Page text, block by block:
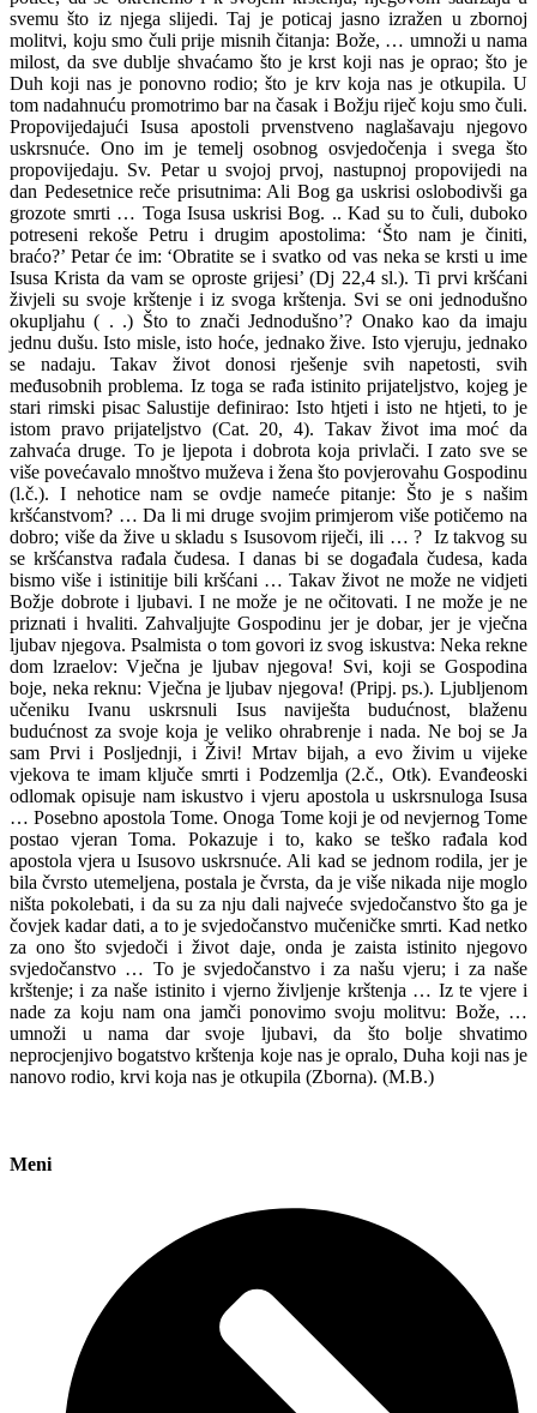
svemu što iz njega slijedi. Taj je poticaj jasno izražen u zbornoj
molitvi, koju smo čuli prije misnih čitanja: Bože, … umnoži u nama
milost, da sve dublje shvaćamo što je krst koji nas je oprao; što je
Duh koji nas je ponovno rodio; što je krv koja nas je otkupila. U
tom nadahnuću promotrimo bar na časak i Božju riječ koju smo čuli.
Propovijedajući Isusa apostoli prvenstveno naglašavaju njegovo
uskrsnuće. Ono im je temelj osobnog osvjedočenja i svega što
propovijedaju. Sv. Petar u svojoj prvoj, nastupnoj propovijedi na
dan Pedesetnice reče prisutnima: Ali Bog ga uskrisi oslobodivši ga
grozote smrti … Toga Isusa uskrisi Bog. .. Kad su to čuli, duboko
potreseni rekoše Petru i drugim apostolima: ‘Što nam je činiti,
braćo?’ Petar će im: ‘Obratite se i svatko od vas neka se krsti u ime
Isusa Krista da vam se oproste grijesi’ (Dj 22,4 sl.). Ti prvi kršćani
živjeli su svoje krštenje i iz svoga krštenja. Svi se oni jednodušno
okupljahu ( . .) Što to znači Jednodušno’? Onako kao da imaju
jednu dušu. Isto misle, isto hoće, jednako žive. Isto vjeruju, jednako
se nadaju. Takav život donosi rješenje svih napetosti, svih
međusobnih problema. Iz toga se rađa istinito prijateljstvo, kojeg je
stari rimski pisac Salustije definirao: Isto htjeti i isto ne htjeti, to je
istom pravo prijateljstvo (Cat. 20, 4). Takav život ima moć da
zahvaća druge. To je ljepota i dobrota koja privlači. I zato sve se
više povećavalo mnoštvo muževa i žena što povjerovahu Gospodinu
(l.č.). I nehotice nam se ovdje nameće pitanje: Što je s našim
kršćanstvom? … Da li mi druge svojim primjerom više potičemo na
dobro; više da žive u skladu s Isusovom riječi, ili … ? Iz takvog su
se kršćanstva rađala čudesa. I danas bi se događala čudesa, kada
bismo više i istinitije bili kršćani … Takav život ne može ne vidjeti
Božje dobrote i ljubavi. I ne može je ne očitovati. I ne može je ne
priznati i hvaliti. Zahvaljujte Gospodinu jer je dobar, jer je vječna
ljubav njegova. Psalmista o tom govori iz svog iskustva: Neka rekne
dom lzraelov: Vječna je ljubav njegova! Svi, koji se Gospodina
boje, neka reknu: Vječna je ljubav njegova! (Pripj. ps.). Ljubljenom
učeniku Ivanu uskrsnuli Isus naviješta budućnost, blaženu
budućnost za svoje koja je veliko ohrabrenje i nada. Ne boj se Ja
sam Prvi i Posljednji, i Živi! Mrtav bijah, a evo živim u vijeke
vjekova te imam ključe smrti i Podzemlja (2.č., Otk). Evanđeoski
odlomak opisuje nam iskustvo i vjeru apostola u uskrsnuloga Isusa
… Posebno apostola Tome. Onoga Tome koji je od nevjernog Tome
postao vjeran Toma. Pokazuje i to, kako se teško rađala kod
apostola vjera u Isusovo uskrsnuće. Ali kad se jednom rodila, jer je
bila čvrsto utemeljena, postala je čvrsta, da je više nikada nije moglo
ništa pokolebati, i da su za nju dali najveće svjedočanstvo što ga je
čovjek kadar dati, a to je svjedočanstvo mučeničke smrti. Kad netko
za ono što svjedoči i život daje, onda je zaista istinito njegovo
svjedočanstvo … To je svjedočanstvo i za našu vjeru; i za naše
krštenje; i za naše istinito i vjerno življenje krštenja … Iz te vjere i
nade za koju nam ona jamči ponovimo svoju molitvu: Bože, …
umnoži u nama dar svoje ljubavi, da što bolje shvatimo
neprocjenjivo bogatstvo krštenja koje nas je opralo, Duha koji nas je
nanovo rodio, krvi koja nas je otkupila (Zborna). (M.B.)
Meni